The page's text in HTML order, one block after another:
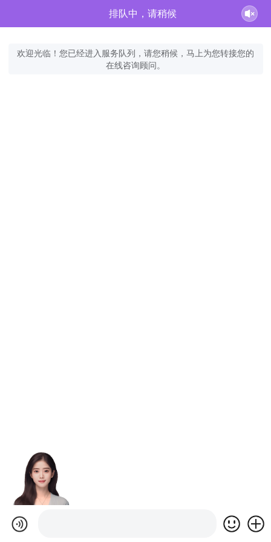
排队中，请稍候
欢迎光临！您已经进入服务队列，请您稍候，马上为您转接您的
在线咨询顾问。